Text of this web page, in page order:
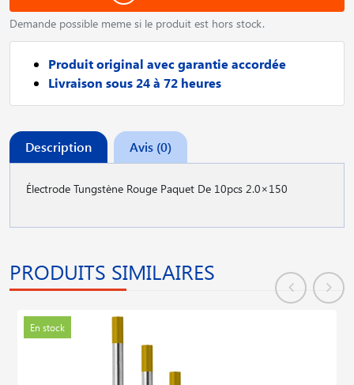
Demande possible meme si le produit est hors stock.
Produit original avec garantie accordée
Livraison sous 24 à 72 heures
Description Avis (0)
Électrode Tungstène Rouge Paquet De 10pcs 2.0×150
PRODUITS SIMILAIRES
En stock